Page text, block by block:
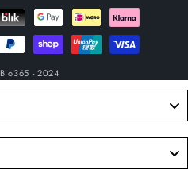
Bio365 - 2024